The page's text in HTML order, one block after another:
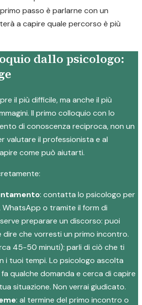
passo è parlarne con un
a capire quale percorso è più
dallo psicologo:
il più difficile, ma anche il più
Il primo colloquio con lo
di conoscenza reciproca, non un
valutare il professionista e al
come può aiutarti.
: contatta lo psicologo per
WhatsApp o tramite il form di
preparare un discorso: puoi
dire che vorresti un primo incontro.
45-50 minuti): parli di ciò che ti
i tuoi tempi. Lo psicologo ascolta
qualche domanda e cerca di capire
situazione. Non verrai giudicato.
: al termine del primo incontro o